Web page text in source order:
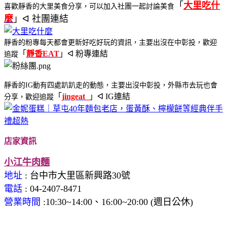
喜歡靜香的大里美食分享，可以加入社團一起討論美食 「 大里吃什
麼 」ᐊ 社團連結
靜香的粉專每天都會更新好吃好玩的資訊，主要出沒在中彰投，歡迎
追蹤 「 靜香EAT 」ᐊ 粉專連結
靜香的IG動有四處趴趴走的動態，主要出沒中彰投，外縣市去玩也會
分享，歡迎追蹤 「 jingeat_ 」ᐊ IG連結
店家資訊
小江牛肉麵
地址 : 台中市大里區新興路30號
電話 : 04-2407-8471
營業時間 :10:30~14:00、16:00~20:00 (週日公休)